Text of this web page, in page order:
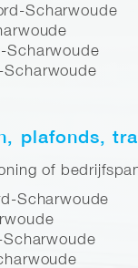
Scharwoude
Scharwoude
Scharwoude
plafonds,
of
Scharwoude